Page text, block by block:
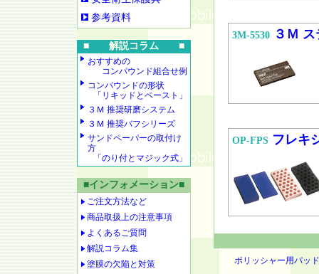
参考資料
■ 解説コラム ■
おすすめの
コンパウンド組合せ例
コンパウンドの形状
「リキッドとペースト」
３Ｍ 推奨研磨システム
３Ｍ 推奨バフシリーズ
サンドペーパーの取付け
方
「のり付とマジック式」
■インフォメーション■
ご注文方法など
商品取扱上の注意事項
よくあるご質問
解説コラム集
塗膜の欠陥と対策
3M-5530３Ｍ ス
OP-FPSフレキ
ポリッシャー用パッド